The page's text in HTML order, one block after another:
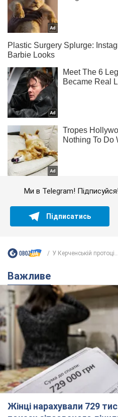
Ми в Telegram!
Підписатись
У Керченській протоці...
Важливе
Жінці нарахували 729